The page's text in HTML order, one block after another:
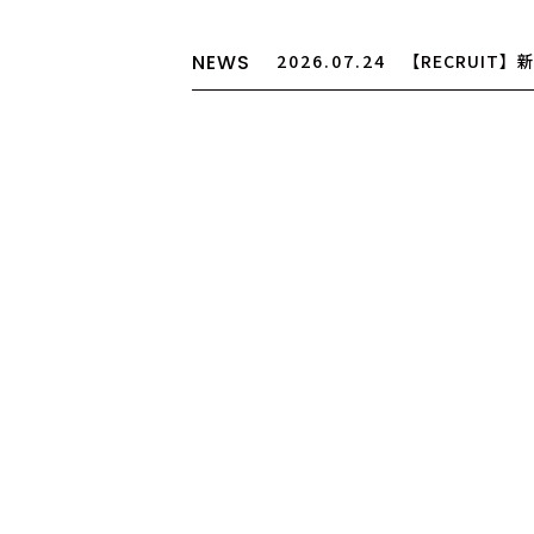
NEWS 2026.03.25
【大切なお知
制度廃止について